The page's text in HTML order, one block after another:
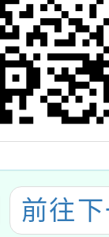
前往